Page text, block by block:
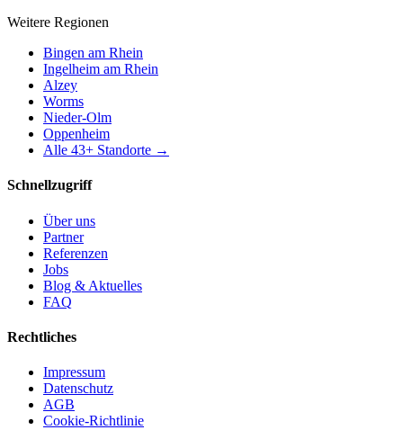
Weitere Regionen
Bingen am Rhein
Ingelheim am Rhein
Alzey
Worms
Nieder-Olm
Oppenheim
Alle 43+ Standorte →
Schnellzugriff
Über uns
Partner
Referenzen
Jobs
Blog & Aktuelles
FAQ
Rechtliches
Impressum
Datenschutz
AGB
Cookie-Richtlinie